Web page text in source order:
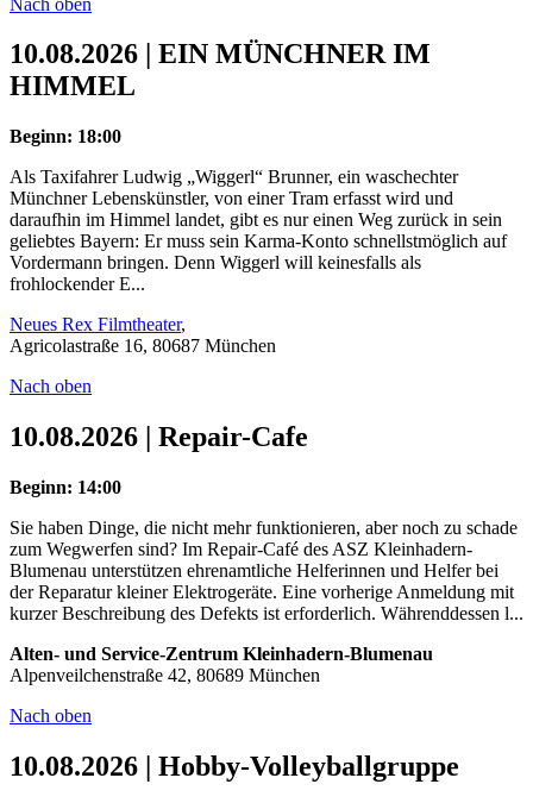
10.08.2026 | EIN MÜNCHNER IM
HIMMEL
Beginn: 18:00
Als Taxifahrer Ludwig „Wiggerl“ Brunner, ein waschechter
Münchner Lebenskünstler, von einer Tram erfasst wird und
daraufhin im Himmel landet, gibt es nur einen Weg zurück in sein
geliebtes Bayern: Er muss sein Karma-Konto schnellstmöglich auf
Vordermann bringen. Denn Wiggerl will keinesfalls als
frohlockender E...
Neues Rex Filmtheater,
Agricolastraße 16, 80687 München
Nach oben
10.08.2026 | Repair-Cafe
Beginn: 14:00
Sie haben Dinge, die nicht mehr funktionieren, aber noch zu schade
zum Wegwerfen sind? Im Repair-Café des ASZ Kleinhadern-
Blumenau unterstützen ehrenamtliche Helferinnen und Helfer bei
der Reparatur kleiner Elektrogeräte. Eine vorherige Anmeldung mit
kurzer Beschreibung des Defekts ist erforderlich. Währenddessen l...
Alten- und Service-Zentrum Kleinhadern-Blumenau
Alpenveilchenstraße 42, 80689 München
Nach oben
10.08.2026 | Hobby-Volleyballgruppe